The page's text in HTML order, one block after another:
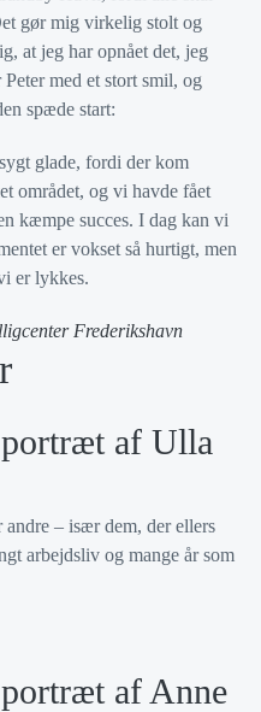
gør mig virkelig stolt og
at jeg har opnået det, jeg
med et stort smil, og
spæde start:
glade, fordi der kom
området, og vi havde fået
kæmpe succes. I dag kan vi
er vokset så hurtigt, men
er lykkes.
Frederikshavn
af Ulla
– især dem, der ellers
arbejdsliv og mange år som
af Anne